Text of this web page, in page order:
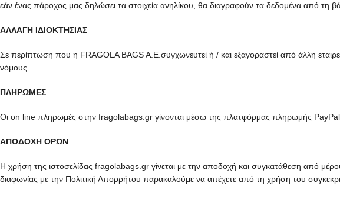
εάν ένας πάροχος μας δηλώσει τα στοιχεία ανηλίκου, θα διαγραφούν τα δεδομένα από τη
ΑΛΛΑΓΗ ΙΔΙΟΚΤΗΣΙΑΣ
Σε περίπτωση που η FRAGOLA BAGS A.E.συγχωνευτεί ή / και εξαγοραστεί από άλλη
νόμους.
ΠΛΗΡΩΜΕΣ
Οι on line πληρωμές στην fragolabags.gr γίνονται μέσω της πλατφόρμας πληρωμής
ΑΠΟΔΟΧΗ ΟΡΩΝ
Η χρήση της ιστοσελίδας fragolabags.gr γίνεται με την αποδοχή και συγκατάθεση από
διαφωνίας με την Πολιτική Απορρήτου παρακαλούμε να απέχετε από τη χρήση του